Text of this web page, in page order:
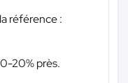
référence :
20% près.